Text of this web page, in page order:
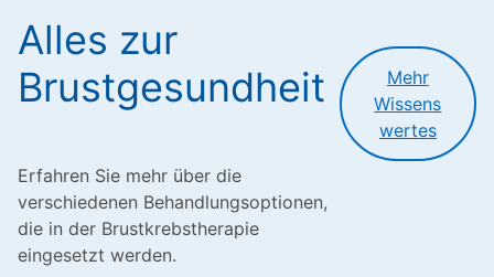
Alles zur
Brustgesundheit
Erfahren Sie mehr über die
verschiedenen Behandlungsoptionen,
die in der Brustkrebstherapie
eingesetzt werden.
Mehr
Wissens
wertes